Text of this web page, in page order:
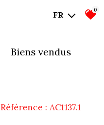
FR
0
biens vendus
Référence : AC1137.1